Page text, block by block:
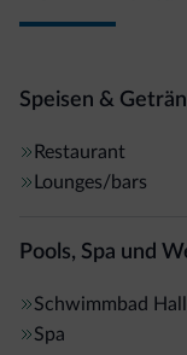
Speisen &
Restaurant
Lounges/bars
Pools, Spa und
Schwimmbad
Spa